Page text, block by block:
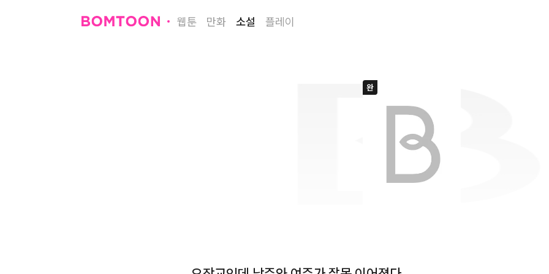
오작교인데 남주
웹툰 만화 소설 플레이